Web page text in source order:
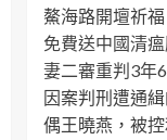
鰲海路開壇祈
免費送中國清
妻二審重判3年
因案判刑遭通
偶王曉燕，被